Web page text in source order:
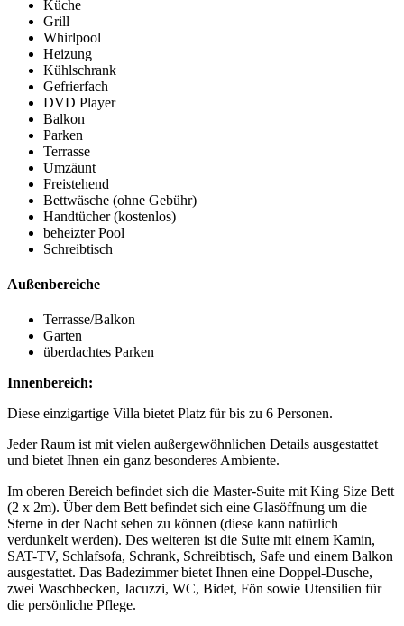
Küche
Grill
Whirlpool
Heizung
Kühlschrank
Gefrierfach
DVD Player
Balkon
Parken
Terrasse
Umzäunt
Freistehend
Bettwäsche (ohne Gebühr)
Handtücher (kostenlos)
beheizter Pool
Schreibtisch
Außenbereiche
Terrasse/Balkon
Garten
überdachtes Parken
Innenbereich:
Diese einzigartige Villa bietet Platz für bis zu 6 Personen.
Jeder Raum ist mit vielen außergewöhnlichen Details ausgestattet
und bietet Ihnen ein ganz besonderes Ambiente.
Im oberen Bereich befindet sich die Master-Suite mit King Size Bett
(2 x 2m). Über dem Bett befindet sich eine Glasöffnung um die
Sterne in der Nacht sehen zu können (diese kann natürlich
verdunkelt werden). Des weiteren ist die Suite mit einem Kamin,
SAT-TV, Schlafsofa, Schrank, Schreibtisch, Safe und einem Balkon
ausgestattet. Das Badezimmer bietet Ihnen eine Doppel-Dusche,
zwei Waschbecken, Jacuzzi, WC, Bidet, Fön sowie Utensilien für
die persönliche Pflege.